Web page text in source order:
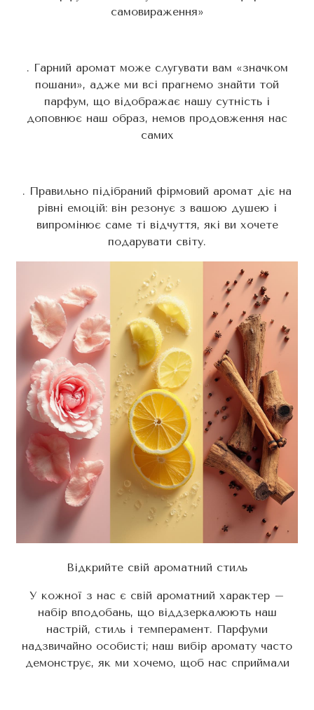
самовираження»
. Гарний аромат може слугувати вам «значком
пошани», адже ми всі прагнемо знайти той
парфум, що відображає нашу сутність і
доповнює наш образ, немов продовження нас
самих
. Правильно підібраний фірмовий аромат діє на
рівні емоцій: він резонує з вашою душею і
випромінює саме ті відчуття, які ви хочете
подарувати світу.
Відкрийте свій ароматний стиль
У кожної з нас є свій ароматний характер –
набір вподобань, що віддзеркалюють наш
настрій, стиль і темперамент. Парфуми
надзвичайно особисті; наш вибір аромату часто
демонструє, як ми хочемо, щоб нас сприймали